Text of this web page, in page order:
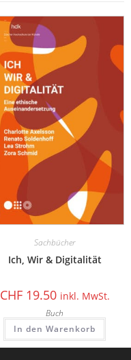
Sachbücher
Ich, Wir & Digitalität
CHF19.50 inkl. MwSt.
Buch
In den Warenkorb